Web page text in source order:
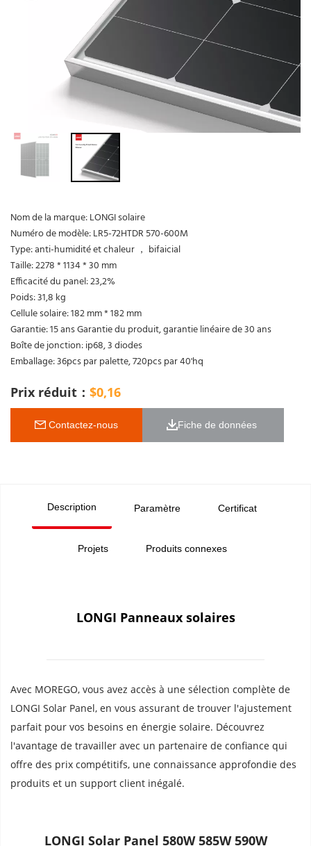
Nom de la marque: LONGI solaire
Numéro de modèle: LR5-72HTDR 570-600M
Type: anti-humidité et chaleur ， bifaicial
Taille: 2278 * 1134 * 30 mm
Efficacité du panel: 23,2%
Poids: 31,8 kg
Cellule solaire: 182 mm * 182 mm
Garantie: 15 ans Garantie du produit, garantie linéaire de 30 ans
Boîte de jonction: ip68, 3 diodes
Emballage: 36pcs par palette, 720pcs par 40'hq
Prix réduit： $0,16
Contactez-nous Fiche de données
Description Paramètre Certificat
Projets Produits connexes
LONGI Panneaux solaires
Avec MOREGO, vous avez accès à une sélection complète de
LONGI Solar Panel, en vous assurant de trouver l'ajustement
parfait pour vos besoins en énergie solaire. Découvrez
l'avantage de travailler avec un partenaire de confiance qui
offre des prix compétitifs, une connaissance approfondie des
produits et un support client inégalé.
LONGI Solar Panel 580W 585W 590W